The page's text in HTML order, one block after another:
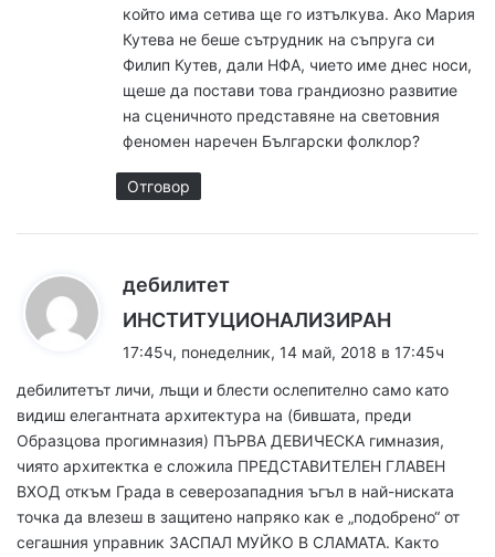
който има сетива ще го изтълкува. Ако Мария
Кутева не беше сътрудник на съпруга си
Филип Кутев, дали НФА, чието име днес носи,
щеше да постави това грандиозно развитие
на сценичното представяне на световния
феномен наречен Български фолклор?
Отговор
дебилитет
ИНСТИТУЦИОНАЛИЗИРАН
а
а
:
17:45ч, понеделник, 14 май, 2018 в 17:45ч
дебилитетът личи, лъщи и блести ослепително само като
видиш елегантната архитектура на (бившата, преди
Образцова прогимназия) ПЪРВА ДЕВИЧЕСКА гимназия,
чиято архитектка е сложила ПРЕДСТАВИТЕЛЕН ГЛАВЕН
ВХОД откъм Града в северозападния ъгъл в най-ниската
точка да влезеш в защитено напряко как е „подобрено“ от
сегашния управник ЗАСПАЛ МУЙКО В СЛАМАТА. Както